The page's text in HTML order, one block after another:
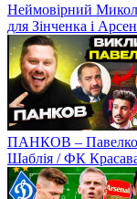
Неймовірний
для Зінченка і
ПАНКОВ – Павелко
Шаблія / ФК